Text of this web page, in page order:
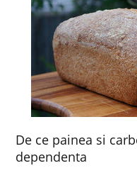
De ce painea si
dependenta